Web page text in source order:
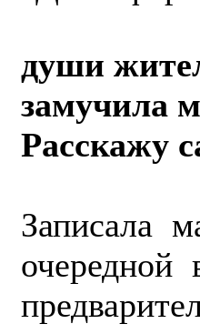
души
замучила
Расскажу
Записала